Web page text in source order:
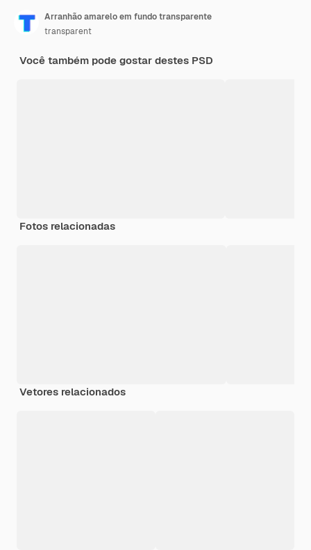
Arranhão amarelo em fundo transparente
transparent
Você também pode gostar destes PSD
Fotos relacionadas
Vetores relacionados